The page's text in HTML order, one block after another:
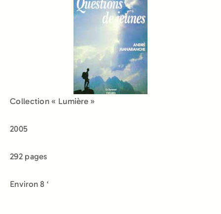
Collection « Lumière »
2005
292 pages
Environ 8 ‘